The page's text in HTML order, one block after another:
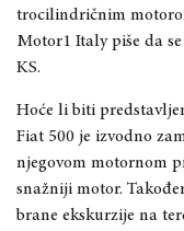
trocilindričnim
Motor1 Italy piše da
KS.
Hoće li biti
Fiat 500 je izvodno
njegovom motornom
snažniji motor.
brane ekskurzije na